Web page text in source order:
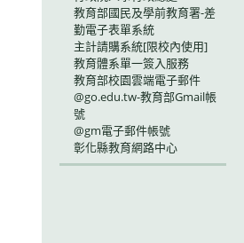
教育部國民及學前教育署-差
勤電子表單系統
主計請購系統[限校內使用]
教育體系單一簽入服務
教育部校園雲端電子郵件
@go.edu.tw-教育部Gmail帳
號
@gm電子郵件帳號
彰化縣教育網路中心